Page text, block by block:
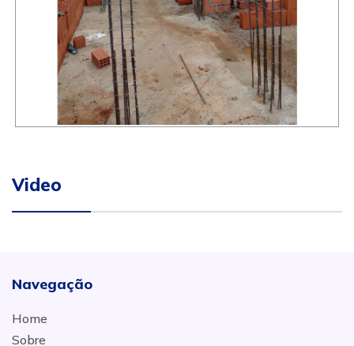
Video
Navegação
Home
Sobre